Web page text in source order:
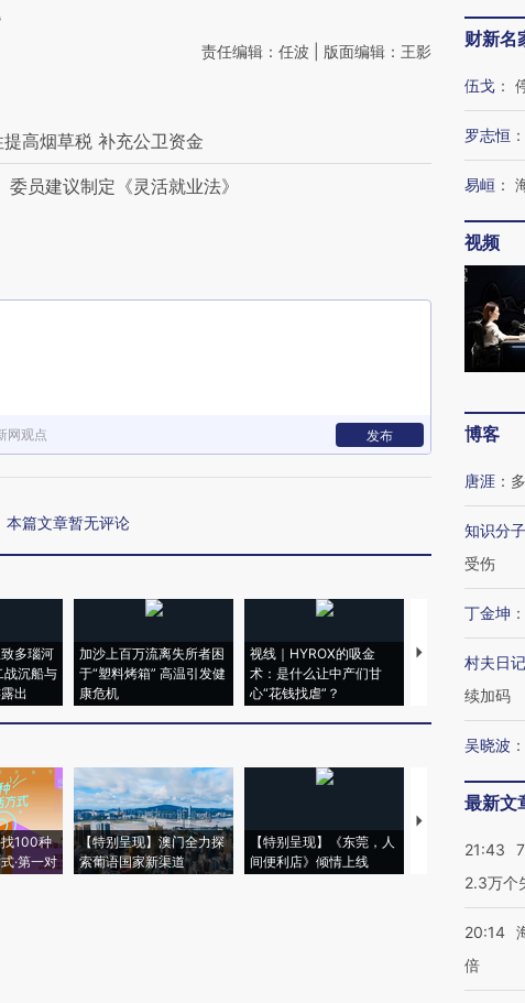
责任编辑：任波 | 版面编辑：王影
高烟草税 补充公卫资金
员建议制定《灵活就业法》
网观点 发布
本篇文章暂无评论
多瑙河
战沉船与
出
加沙上百万流离失所者困
于“塑料烤箱” 高温引发健
康危机
视线｜HYROX的吸金
术：是什么让中产们甘
心“花钱找虐”？
马航飞行员跨国
粒摇头丸 尿检体
找100种
·第一对
【特别呈现】澳门全力探
索葡语国家新渠道
【特别呈现】《东莞，人
间便利店》倾情上线
【推广】走进第四
会，让数智科技“
财新名
伍戈 ：
罗志恒 ：
易峘 ：
视频
博客
唐涯 ：
知识分子
受伤
丁金坤 ：
村夫日记
续加码
吴晓波 ：
最新文
21:43
2.3万个
20:14
倍